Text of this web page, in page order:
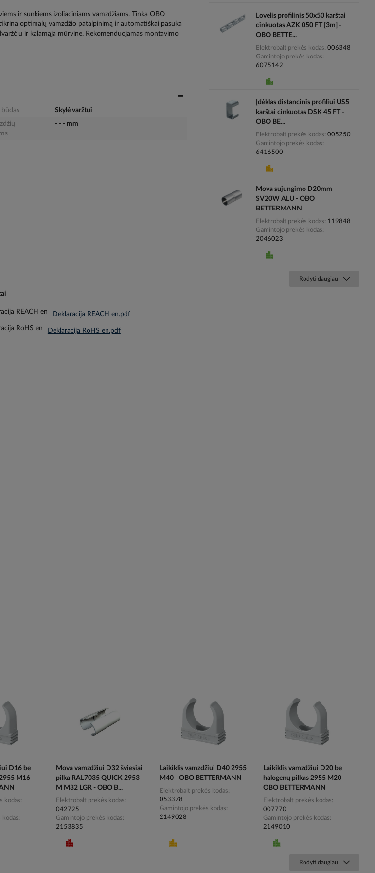
ir sunkiems izoliaciniams vamzdžiams. Tinka OBO
optimalų vamzdžio patalpinimą ir automatiškai pasuka
ir kalamąja mūrvine. Rekomenduojamas montavimo
būdas
Skylė varžtui
- - - mm
Deklaracija REACH en.pdf
Deklaracija RoHS en.pdf
Lovelis profilinis 50x50 karštai
cinkuotas AZK 050 FT [3m] -
OBO BETTE...
Elektrobalt prekės kodas 006348
Gamintojo prekės kodas
6075142
Įdėklas distancinis profiliui US5
karštai cinkuotas DSK 45 FT -
OBO BE...
Elektrobalt prekės kodas 005250
Gamintojo prekės kodas
6416500
Mova sujungimo D20mm
SV20W ALU - OBO
BETTERMANN
Elektrobalt prekės kodas
119848
Gamintojo prekės kodas
2046023
Rodyti daugiau
D16 be
M16 -
kodas
kodas
Mova vamzdžiui D32 šviesiai
pilka RAL7035 QUICK 2953
M M32 LGR - OBO B...
Elektrobalt prekės kodas
042725
Gamintojo prekės kodas
2153835
Laikiklis vamzdžiui D40 2955
M40 - OBO BETTERMANN
Elektrobalt prekės kodas
053378
Gamintojo prekės kodas
2149028
Laikiklis vamzdžiui D20 be
halogenų pilkas 2955 M20 -
OBO BETTERMANN
Elektrobalt prekės kodas
007770
Gamintojo prekės kodas
2149010
Rodyti daugiau